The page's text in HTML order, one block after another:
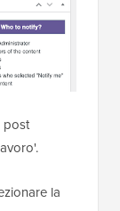
post
la